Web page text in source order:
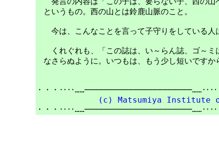
というもの。西の山とは鈴鹿山脈のこと。
今は、こんなことを言って子守りをしている人
くれぐれも、「この誌は、い～らん誌、ゴ～ミ
なさらぬように。いつもは、もう少し短いで
・・・‥‥……──────────────────────……‥‥
(c) Matsumiya Institute